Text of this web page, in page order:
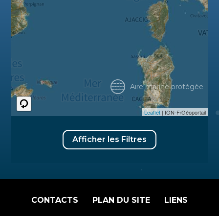
Leaflet | IGN-F/Géoportail
Aire marine protégée
Afficher les Filtres
CONTACTS PLAN DU SITE LIENS